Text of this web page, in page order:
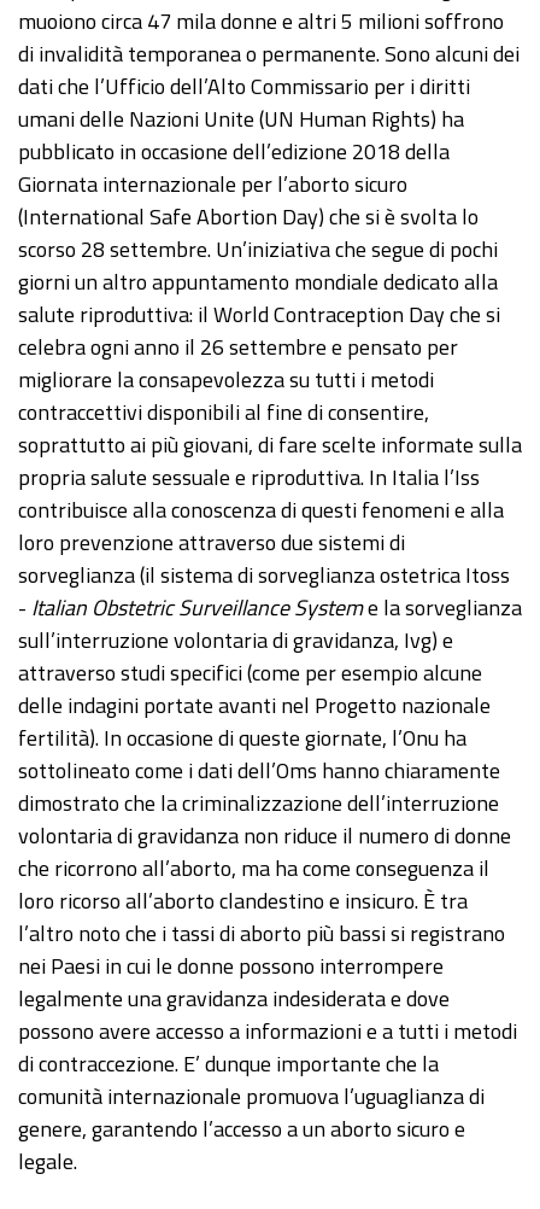
muoiono circa 47 mila donne e altri 5 milioni soffrono
di invalidità temporanea o permanente. Sono alcuni dei
dati che l’Ufficio dell’Alto Commissario per i diritti
umani delle Nazioni Unite (UN Human Rights) ha
pubblicato in occasione dell’edizione 2018 della
Giornata internazionale per l’aborto sicuro
(International Safe Abortion Day) che si è svolta lo
scorso 28 settembre. Un’iniziativa che segue di pochi
giorni un altro appuntamento mondiale dedicato alla
salute riproduttiva: il World Contraception Day che si
celebra ogni anno il 26 settembre e pensato per
migliorare la consapevolezza su tutti i metodi
contraccettivi disponibili al fine di consentire,
soprattutto ai più giovani, di fare scelte informate sulla
propria salute sessuale e riproduttiva. In Italia l’Iss
contribuisce alla conoscenza di questi fenomeni e alla
loro prevenzione attraverso due sistemi di
sorveglianza (il sistema di sorveglianza ostetrica Itoss
- Italian Obstetric Surveillance Systeme la sorveglianza
sull’interruzione volontaria di gravidanza, Ivg) e
attraverso studi specifici (come per esempio alcune
delle indagini portate avanti nel Progetto nazionale
fertilità). In occasione di queste giornate, l’Onu ha
sottolineato come i dati dell’Oms hanno chiaramente
dimostrato che la criminalizzazione dell’interruzione
volontaria di gravidanza non riduce il numero di donne
che ricorrono all’aborto, ma ha come conseguenza il
loro ricorso all’aborto clandestino e insicuro. È tra
l’altro noto che i tassi di aborto più bassi si registrano
nei Paesi in cui le donne possono interrompere
legalmente una gravidanza indesiderata e dove
possono avere accesso a informazioni e a tutti i metodi
di contraccezione. E’ dunque importante che la
comunità internazionale promuova l’uguaglianza di
genere, garantendo l’accesso a un aborto sicuro e
legale.